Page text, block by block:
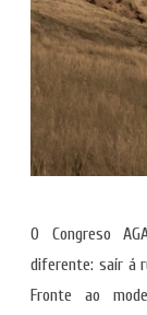
O Congreso
diferente: saír á
Fronte ao